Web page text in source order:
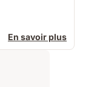
En savoir plus